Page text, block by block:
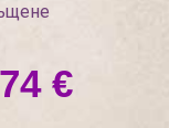
€